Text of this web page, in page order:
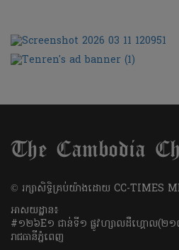
​© រក្សា​សិទ្ធិ​គ្រប់​យ៉ាង​ដោយ​ CC-TIMES
អាសយដ្ឋាន៖
#១២៦E១ ជាន់ទី១ ផ្លូវហ្សាលដឺហ្គោល(២១
រាជធានីភ្នំពេញ